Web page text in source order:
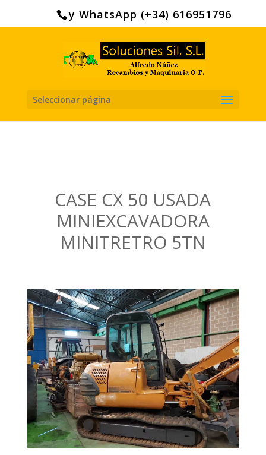
y WhatsApp (+34) 616951796
Seleccionar página
CASE CX 50 USADA
MINIEXCAVADORA
MINITRETRO 5TN